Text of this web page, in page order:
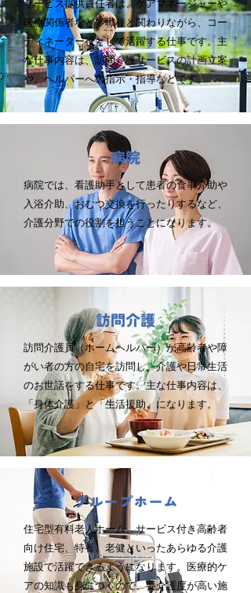
サービス提供責任者は、ケアマネージャーや
医療関係者など多職種と関わりながら、コー
ディネーター役として活躍する仕事です。主
な仕事内容は、訪問介護サービスの計画立案
や、ヘルパーへの指示・指導などです。
病院
病院では、看護助手として患者の食事介助や
入浴介助、おむつ交換を行ったりするなど、
介護分野での役割を担うことになります。
訪問介護
訪問介護員（ホームヘルパー）が高齢者や障
がい者の方の自宅を訪問し、介護や日常生活
のお世話をする仕事です。主な仕事内容は、
「身体介護」と「生活援助」になります。
グループホーム
住宅型有料老人ホーム、サービス付き高齢者
向け住宅、特養、老健といったあらゆる介護
施設で活躍できるようになります。医療的ケ
アの知識も身につくので、要介護度が高い施